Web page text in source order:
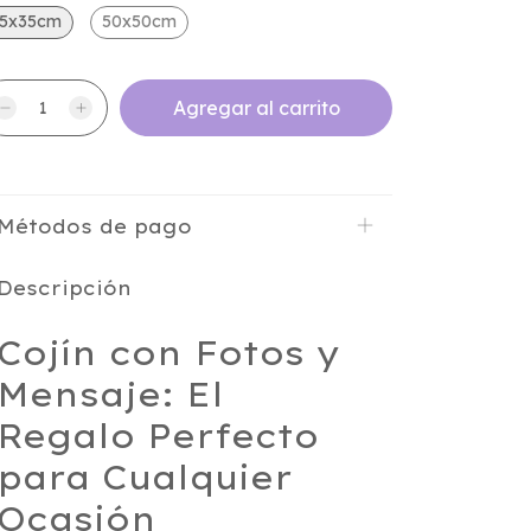
50x50cm
de pago
con Fotos y
El
Perfecto
Cualquier